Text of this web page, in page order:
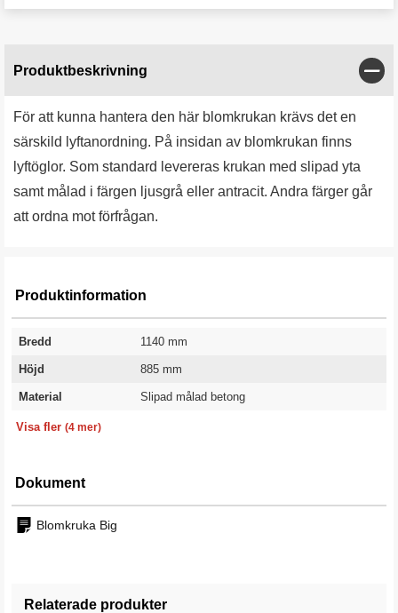
Produktbeskrivning
För att kunna hantera den här blomkrukan krävs det en
särskild lyftanordning. På insidan av blomkrukan finns
lyftöglor. Som standard levereras krukan med slipad yta
samt målad i färgen ljusgrå eller antracit. Andra färger går
att ordna mot förfrågan.
Produktinformation
Bredd 1140 mm
Höjd 885 mm
Material
Slipad målad betong
Visa fler (4 mer)
Dokument
Blomkruka Big
Relaterade produkter